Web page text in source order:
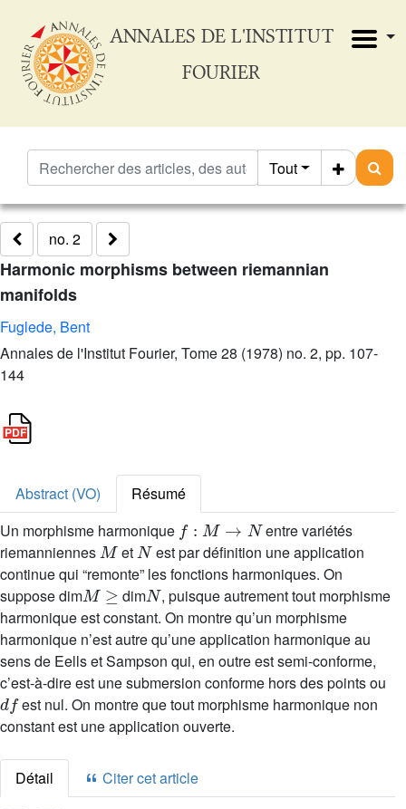
ANNALES DE L'INSTITUT
FOURIER
Tout
no. 2
Harmonic morphisms between riemannian
manifolds
Fuglede, Bent
Annales de l'Institut Fourier, Tome 28 (1978) no. 2, pp. 107-
144
Abstract (VO)
Résumé
Un morphisme harmonique
M→N
entre variétés
riemanniennes
M
et
N
est par définition une application
continue qui “remonte” les fonctions harmoniques. On
suppose dim
M≥
dim
N
, puisque autrement tout morphisme
harmonique est constant. On montre qu’un morphisme
harmonique n’est autre qu’une application harmonique au
sens de Eells et Sampson qui, en outre est semi-conforme,
c’est-à-dire est une submersion conforme hors des points ou
df
est nul. On montre que tout morphisme harmonique non
constant est une application ouverte.
Détail Citer cet article